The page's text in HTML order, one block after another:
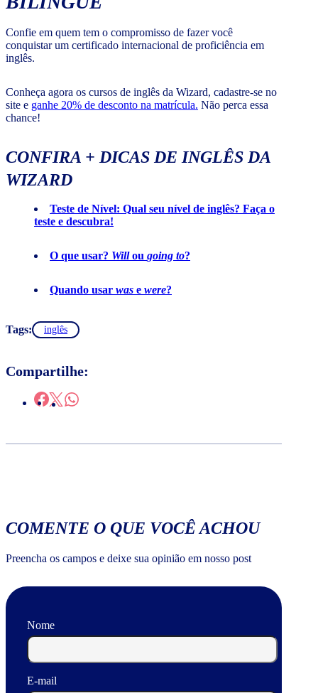
Confie em quem tem o compromisso de fazer você
conquistar um certificado internacional de proficiência em
inglês.
Conheça agora os cursos de inglês da Wizard, cadastre-se no
site e ganhe 20% de desconto na matrícula. Não perca essa
chance!
CONFIRA + DICAS DE INGLÊS DA
WIZARD
Teste de Nível: Qual seu nível de inglês? Faça o
teste e descubra!
O que usar? Willou going to?
Quando usar was e were?
Tags: inglês
Compartilhe:
COMENTE O QUE VOCÊ ACHOU
Preencha os campos e deixe sua opinião em nosso post
Nome
E-mail